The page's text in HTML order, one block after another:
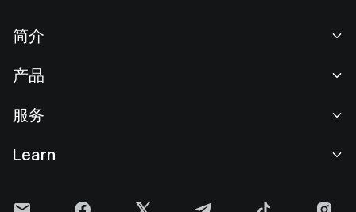
简介
新闻中心
产品
现货交易
服务
Learn
Gate 快讯